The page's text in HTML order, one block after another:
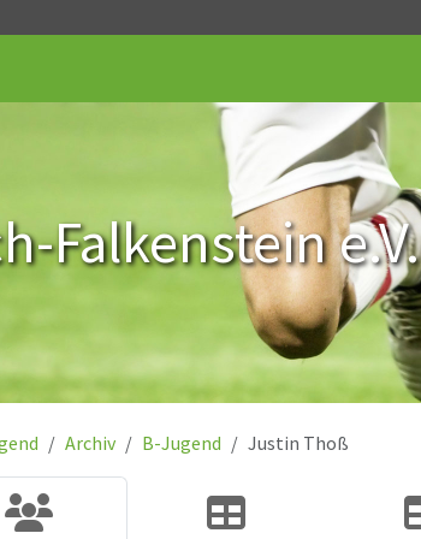
Falkenstein e.V.
Archiv B-Jugend Justin Thoß